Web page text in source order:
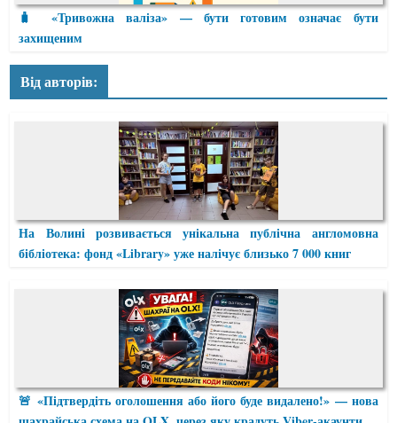
🧳 «Тривожна валіза» — бути готовим означає бути
захищеним
Від авторів:
На Волині розвивається унікальна публічна англомовна
бібліотека: фонд «Library» уже налічує близько 7 000 книг
🚨 «Підтвердіть оголошення або його буде видалено!» — нова